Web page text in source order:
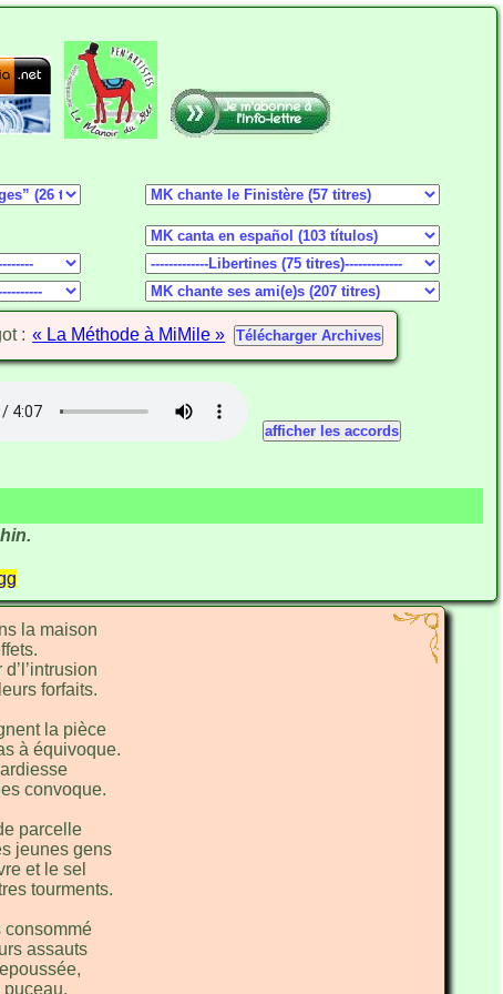
: « La Méthode à MiMile »
la maison
fets.
sion
forfaits.
la pièce
à équivoque.
diesse
convoque.
parcelle
jeunes gens
et le sel
tourments.
consommé
assauts
ssée,
puceau.